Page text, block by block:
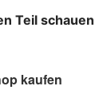
Teil schauen
kaufen